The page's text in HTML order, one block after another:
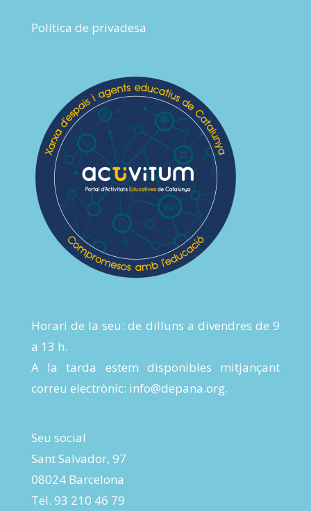
Política de privadesa
Horari de la seu: de dilluns a divendres de 9
a 13 h.
A la tarda estem disponibles mitjançant
correu electrònic: info@depana.org.
Seu social
Sant Salvador, 97
08024 Barcelona
Tel. 93 210 46 79